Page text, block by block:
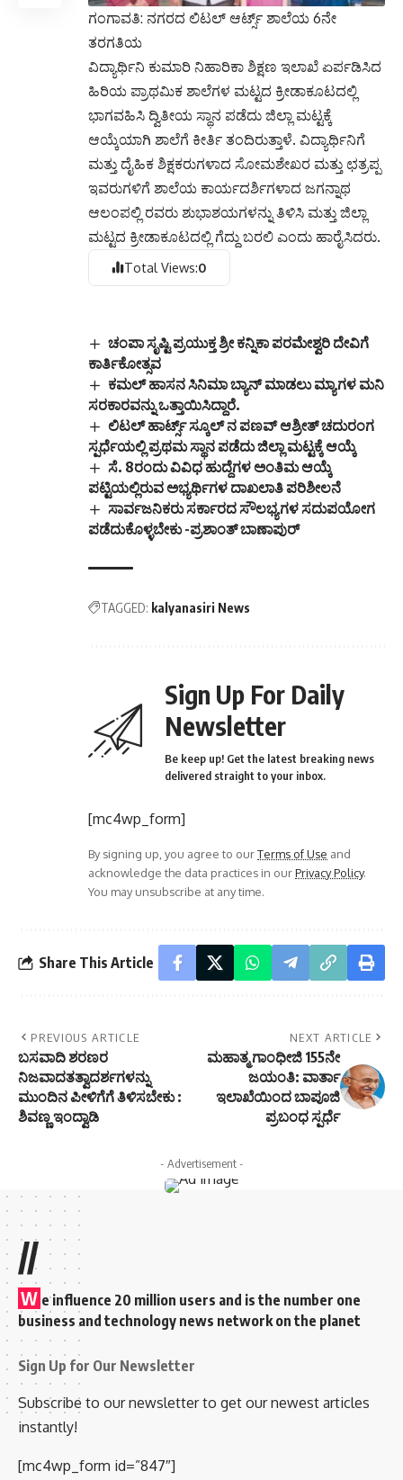
ಗಂಗಾವತಿ: ನಗರದ ಲಿಟಲ್ ಆರ್ಟ್ಸ್ ಶಾಲೆಯ 6ನೇ
ತರಗತಿಯ
ವಿದ್ಯಾರ್ಥಿನಿ ಕುಮಾರಿ ನಿಹಾರಿಕಾ ಶಿಕ್ಷಣ ಇಲಾಖೆ ಏರ್ಪಡಿಸಿದ
ಹಿರಿಯ ಪ್ರಾಥಮಿಕ ಶಾಲೆಗಳ ಮಟ್ಟದ ಕ್ರೀಡಾಕೂಟದಲ್ಲಿ
ಭಾಗವಹಿಸಿ ದ್ವಿತೀಯ ಸ್ಥಾನ ಪಡೆದು ಜಿಲ್ಲಾ ಮಟ್ಟಕ್ಕೆ
ಆಯ್ಕೆಯಾಗಿ ಶಾಲೆಗೆ ಕೀರ್ತಿ ತಂದಿರುತ್ತಾಳೆ. ವಿದ್ಯಾರ್ಥಿನಿಗೆ
ಮತ್ತು ದೈಹಿಕ ಶಿಕ್ಷಕರುಗಳಾದ ಸೋಮಶೇಖರ ಮತ್ತು ಛತ್ರಪ್ಪ
ಇವರುಗಳಿಗೆ ಶಾಲೆಯ ಕಾರ್ಯದರ್ಶಿಗಳಾದ ಜಗನ್ನಾಥ
ಆಲಂಪಲ್ಲಿ ರವರು ಶುಭಾಶಯಗಳನ್ನು ತಿಳಿಸಿ ಮತ್ತು ಜಿಲ್ಲಾ
ಮಟ್ಟದ ಕ್ರೀಡಾಕೂಟದಲ್ಲಿ ಗೆದ್ದು ಬರಲಿ ಎಂದು ಹಾರೈಸಿದರು.
Total Views:0
ಚಂಪಾ ಸೃಷ್ಟಿ ಪ್ರಯುಕ್ತ ಶ್ರೀ ಕನ್ನಿಕಾ ಪರಮೇಶ್ವರಿ ದೇವಿಗೆ
ಕಾರ್ತಿಕೋತ್ಸವ
ಕಮಲ್ ಹಾಸನ ಸಿನಿಮಾ ಬ್ಯಾನ್ ಮಾಡಲು ಮ್ಯಾಗಳ ಮನಿ
ಸರಕಾರವನ್ನು ಒತ್ತಾಯಿಸಿದ್ದಾರೆ.
ಲಿಟಲ್ ಹಾರ್ಟ್ಸ್ ಸ್ಕೂಲ್ ನ ಪಣವ್ ಆಶ್ರೀತ್ ಚದುರಂಗ
ಸ್ಪರ್ಧೆಯಲ್ಲಿ ಪ್ರಥಮ ಸ್ಥಾನ ಪಡೆದು ಜಿಲ್ಲಾ ಮಟ್ಟಕ್ಕೆ ಆಯ್ಕೆ
ಸೆ. 8ರಂದು ವಿವಿಧ ಹುದ್ದೆಗಳ ಅಂತಿಮ ಆಯ್ಕೆ
ಪಟ್ಟಿಯಲ್ಲಿರುವ ಅಭ್ಯರ್ಥಿಗಳ ದಾಖಲಾತಿ ಪರಿಶೀಲನೆ
ಸಾರ್ವಜನಿಕರು ಸರ್ಕಾರದ ಸೌಲಭ್ಯಗಳ ಸದುಪಯೋಗ
ಪಡೆದುಕೊಳ್ಳಬೇಕು -ಪ್ರಶಾಂತ್ ಬಾಣಾಪುರ್
TAGGED: kalyanasiri News
Sign Up For Daily
Newsletter
Be keep up! Get the latest breaking news
delivered straight to your inbox.
[mc4wp_form]
By signing up, you agree to ourTerms of Use and
acknowledge the data practices in ourPrivacy Policy.
You may unsubscribe at any time.
Share This Article
PREVIOUS ARTICLE
ಬಸವಾದಿ ಶರಣರ
ನಿಜವಾದತತ್ವಾದರ್ಶಗಳನ್ನು
ಮುಂದಿನ ಪೀಳಿಗೆಗೆ ತಿಳಿಸಬೇಕು :
ಶಿವಣ್ಣ ಇಂದ್ವಾಡಿ
NEXT ARTICLE
ಮಹಾತ್ಮ ಗಾಂಧೀಜಿ 155ನೇ
ಜಯಂತಿ: ವಾರ್ತಾ
ಇಲಾಖೆಯಿಂದ ಬಾಪೂಜಿ
ಪ್ರಬಂಧ ಸ್ಪರ್ಧೆ
- Advertisement -
//
W e influence 20 million users and is the number one
business and technology news network on the planet
Sign Up for Our Newsletter
Subscribe to our newsletter to get our newest articles
instantly!
[mc4wp_form id=”847″]